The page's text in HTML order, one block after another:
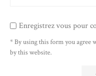
Enregistrez vous pour
* By using this form you agree
by this website.